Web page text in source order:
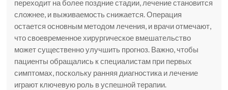
переходит на более поздние стадии, лечение становится
сложнее, и выживаемость снижается. Операция
остается основным методом лечения, и врачи отмечают,
что своевременное хирургическое вмешательство
может существенно улучшить прогноз. Важно, чтобы
пациенты обращались к специалистам при первых
симптомах, поскольку ранняя диагностика и лечение
играют ключевую роль в успешной терапии.